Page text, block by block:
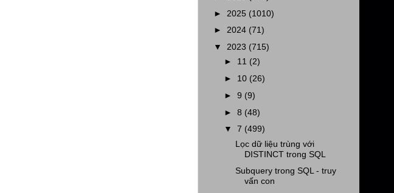
► 2025 (1010)
► 2024 (71)
▼ 2023 (715)
► 11 (2)
► 10 (26)
►9 (9)
►8 (48)
▼7 (499)
Lọc dữ liệu trùng với
DISTINCT trong SQL
Subquery trong SQL - truy
vấn con